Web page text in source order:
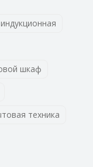
шкаф
техника